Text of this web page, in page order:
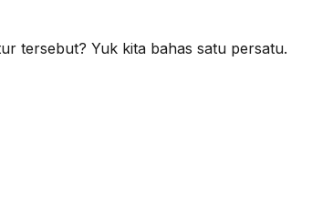
tersebut? Yuk kita bahas satu persatu.